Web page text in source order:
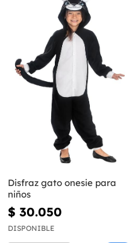
Disfraz gato onesie para
niños
$ 30.050
DISPONIBLE